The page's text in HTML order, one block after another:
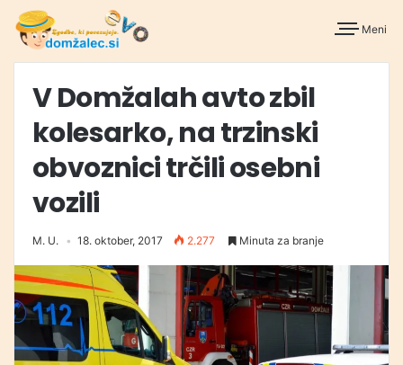
Meni
V Domžalah avto zbil
kolesarko, na trzinski
obvoznici trčili osebni
vozili
M. U. 18. oktober, 2017 2.277 Minuta za branje